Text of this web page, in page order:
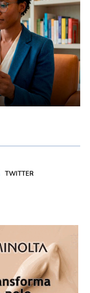
TWITTER